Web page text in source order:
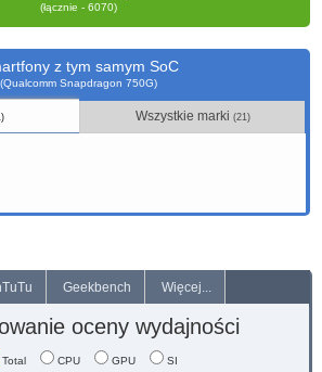
(łącznie - 6070)
z tym samym SoC
(Qualcomm Snapdragon 750G)
Wszystkie marki (21)
Geekbench Więcej...
oceny wydajności
Total CPU GPU SI